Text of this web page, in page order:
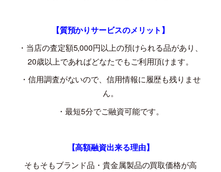
【質預かりサービスのメリット】
・当店の査定額5,000円以上の預けられる品があり、
20歳以上であればどなたでもご利用頂けます。
・信用調査がないので、信用情報に履歴も残りませ
ん。
・最短5分でご融資可能です。
【高額融資出来る理由】
そもそもブランド品・貴金属製品の買取価格が高